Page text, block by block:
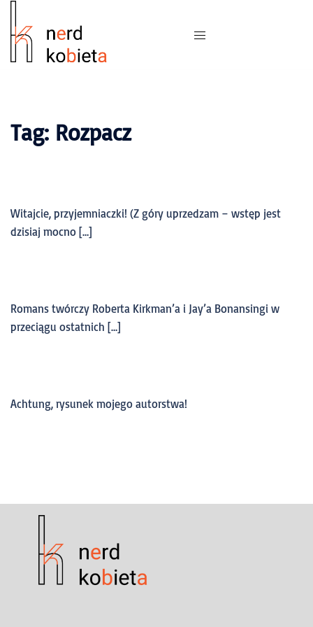
Tag: Rozpacz
Witajcie, przyjemniaczki! (Z góry uprzedzam – wstęp jest
dzisiaj mocno […]
Romans twórczy Roberta Kirkman’a i Jay’a Bonansingi w
przeciągu ostatnich […]
Achtung, rysunek mojego autorstwa!